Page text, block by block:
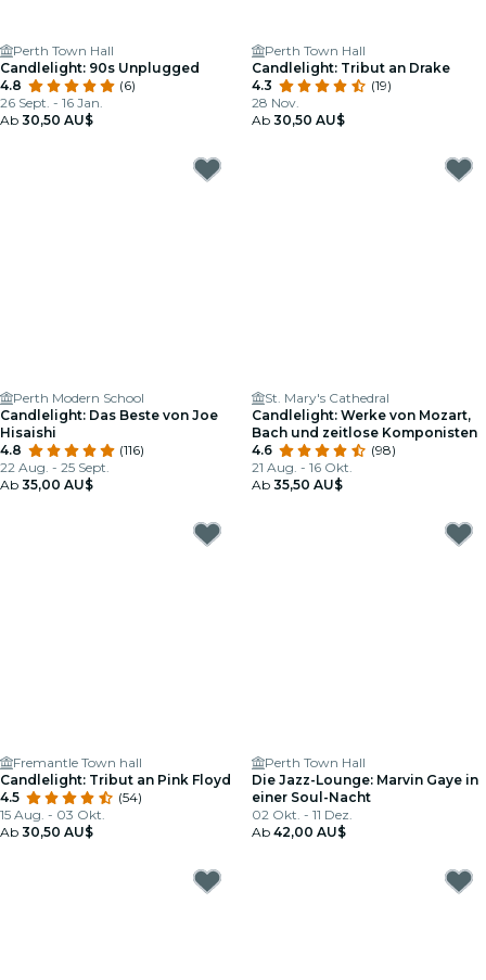
Perth Town Hall
Candlelight: 90s Unplugged
4.8
(6)
26 Sept. - 16 Jan.
Ab 30,50 AU$
Perth Town Hall
Candlelight: Tribut an Drake
4.3
(19)
28 Nov.
Ab 30,50 AU$
Perth Modern School
Candlelight: Das Beste von Joe
Hisaishi
4.8
(116)
22 Aug. - 25 Sept.
Ab 35,00 AU$
St. Mary's Cathedral
Candlelight: Werke von Mozart,
Bach und zeitlose Komponisten
4.6
(98)
21 Aug. - 16 Okt.
Ab 35,50 AU$
Fremantle Town hall
Candlelight: Tribut an Pink Floyd
4.5
(54)
15 Aug. - 03 Okt.
Ab 30,50 AU$
Perth Town Hall
Die Jazz-Lounge: Marvin Gaye in
einer Soul-Nacht
02 Okt. - 11 Dez.
Ab 42,00 AU$